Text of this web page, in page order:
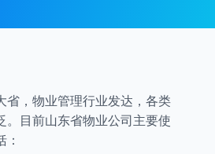
省，物业管理行业发达，各类
。目前山东省物业公司主要使